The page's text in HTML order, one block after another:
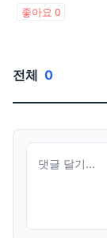
좋아요 0
전체 0